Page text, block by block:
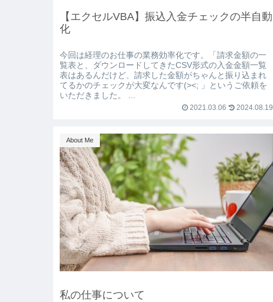
【エクセルVBA】振込入金チェックの半自動
化
今回は経理のお仕事の業務効率化です。「請求金額の一
覧表と、ダウンロードしてきたCSV形式の入金金額一覧
表はあるんだけど、請求した金額がちゃんと振り込まれ
てるかのチェックが大変なんです(><; 」というご依頼を
いただきました。 ...
2021.03.06 2024.08.19
About Me
私の仕事について